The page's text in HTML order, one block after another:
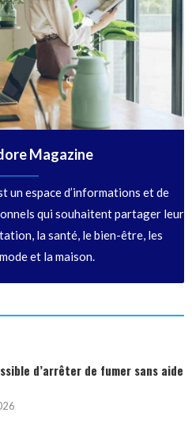
Magazine
un espace d’informations et de
qui souhaitent partager leur
la santé, le bien-être, les
et la maison.
d’arrêter de fumer sans aide